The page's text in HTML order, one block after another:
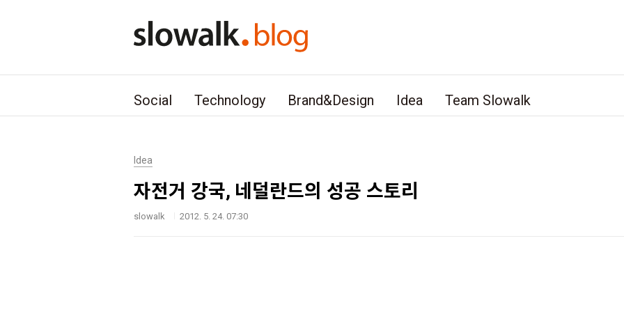
Social Technology Brand&Design Idea Team Slowalk
Idea
자전거 강국, 네덜란드의 성공 스토리
slowalk 2012. 5. 24. 07:30